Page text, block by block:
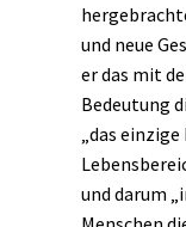
und neue
er das mit
Bedeutung
„das
und darum